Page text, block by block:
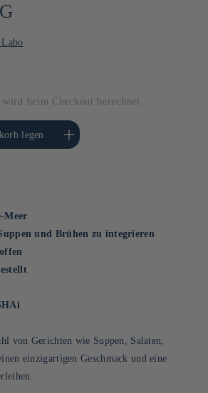
wird beim Checkout berechnet
legen
die Menge für Default
Title
Meer
und Brühen zu integrieren
von Gerichten wie Suppen, Salaten,
einzigartigen Geschmack und eine